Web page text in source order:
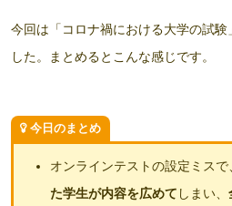
今回は「コロナ禍における大学の試
した。まとめるとこんな感じです。
今日のまとめ
オンラインテストの設定ミスで
た学生が内容を広めて しまい、